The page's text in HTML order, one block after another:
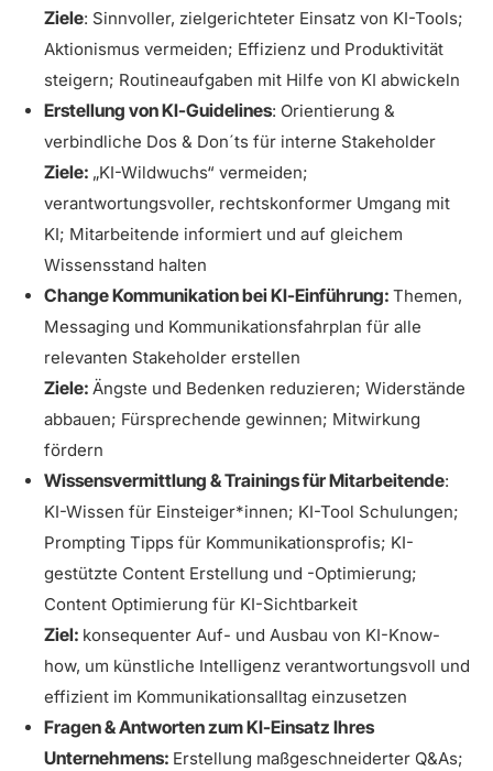
Ziele: Sinnvoller, zielgerichteter Einsatz von KI-Tools;
Aktionismus vermeiden; Effizienz und Produktivität
steigern; Routineaufgaben mit Hilfe von KI abwickeln
Erstellung von KI-Guidelines: Orientierung &
verbindliche Dos & Don´ts für interne Stakeholder
Ziele: „KI-Wildwuchs“ vermeiden;
verantwortungsvoller, rechtskonformer Umgang mit
KI; Mitarbeitende informiert und auf gleichem
Wissensstand halten
Change Kommunikation bei KI-Einführung: Themen,
Messaging und Kommunikationsfahrplan für alle
relevanten Stakeholder erstellen
Ziele: Ängste und Bedenken reduzieren; Widerstände
abbauen; Fürsprechende gewinnen; Mitwirkung
fördern
Wissensvermittlung & Trainings für Mitarbeitende:
KI-Wissen für Einsteiger*innen; KI-Tool Schulungen;
Prompting Tipps für Kommunikationsprofis; KI-
gestützte Content Erstellung und -Optimierung;
Content Optimierung für KI-Sichtbarkeit
Ziel: konsequenter Auf- und Ausbau von KI-Know-
how, um künstliche Intelligenz verantwortungsvoll und
effizient im Kommunikationsalltag einzusetzen
Fragen & Antworten zum KI-Einsatz Ihres
Unternehmens: Erstellung maßgeschneiderter Q&As;